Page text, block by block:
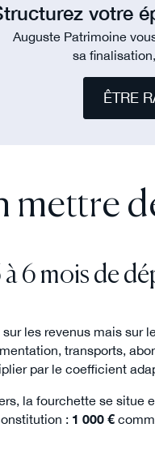
votre
Auguste Patrimoine
sa
ÊTRE
mettre
6 mois de
les revenus mais sur
transports,
par le coefficient
la fourchette se situe
: 1 000 €